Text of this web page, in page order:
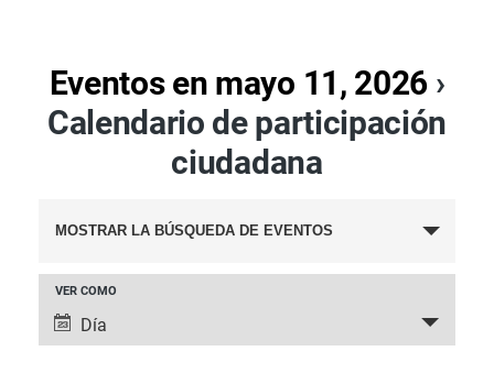
Eventos en mayo 11, 2026›
Calendario de participación
ciudadana
BÚSQUEDA
NAVEGACIÓ
DE
VISTAS
MOSTRAR LA BÚSQUEDA DE EVENTOS
NAVEGACIÓN
DE
VER COMO
Día